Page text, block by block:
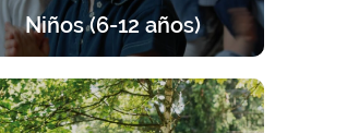
Niños (6-12 años)
Un programa equilibrado entre
oración, enseñanzas, juegos y